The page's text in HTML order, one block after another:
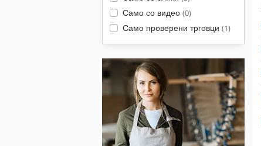
Само со видео (0)
Само проверени трговци (1)